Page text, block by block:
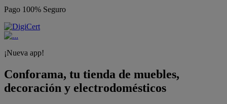
Pago 100% Seguro
¡Nueva app!
Conforama, tu tienda de muebles,
decoración y electrodomésticos